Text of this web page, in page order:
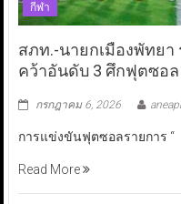
กีฬา
สภท.-นายกเมืองพัทยา
คว้าอันดับ 3 ศึกฟุตซอล
กรกฎาคม 6, 2026
การแข่งขันฟุตซอลรายการ “
Read More